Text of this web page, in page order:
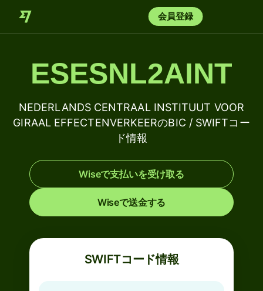
会員登録
ESESNL2AINT
NEDERLANDS CENTRAAL INSTITUUT VOOR
GIRAAL EFFECTENVERKEERのBIC / SWIFTコー
ド情報
Wiseで支払いを受け取る
Wiseで送金する
SWIFTコード情報